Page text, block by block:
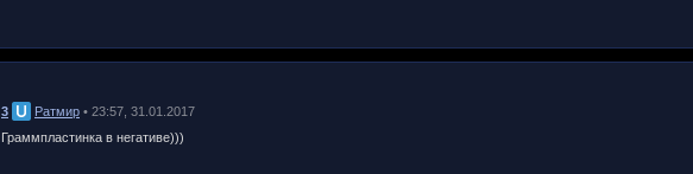
3 Ратмир • 23:57, 31.01.2017
Граммпластинка в негативе)))